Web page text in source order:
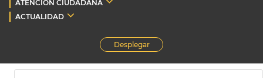
ATENCIÓN CIUDADANA
ACTUALIDAD
Desplegar